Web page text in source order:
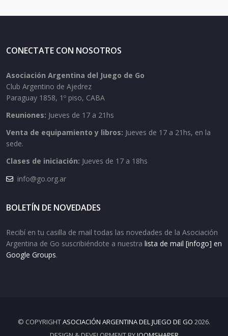
CONECTATE CON NOSOTROS
Asociación Argentina del Juego de Go
Club Argentino de Ajedrez
Paraguay 1858, 1º piso, CABA
Reuniones: Jueves de 17 a 21hs
Venta de equipamiento y libros: Jueves de 17 a 21hs, en la
sede.
Clases de iniciación: Jueves de 17 a 18hs
info@go.org.ar
BOLETÍN DE NOVEDADES
Recibí en tu casilla de mail todas las novedades de la Asociación
Argentina de Go suscribiéndote a nuestra lista de mail [infogo] en
Google Groups.
© COPYRIGHTASOCIACIÓN ARGENTINA DEL JUEGO DE GO 2026.